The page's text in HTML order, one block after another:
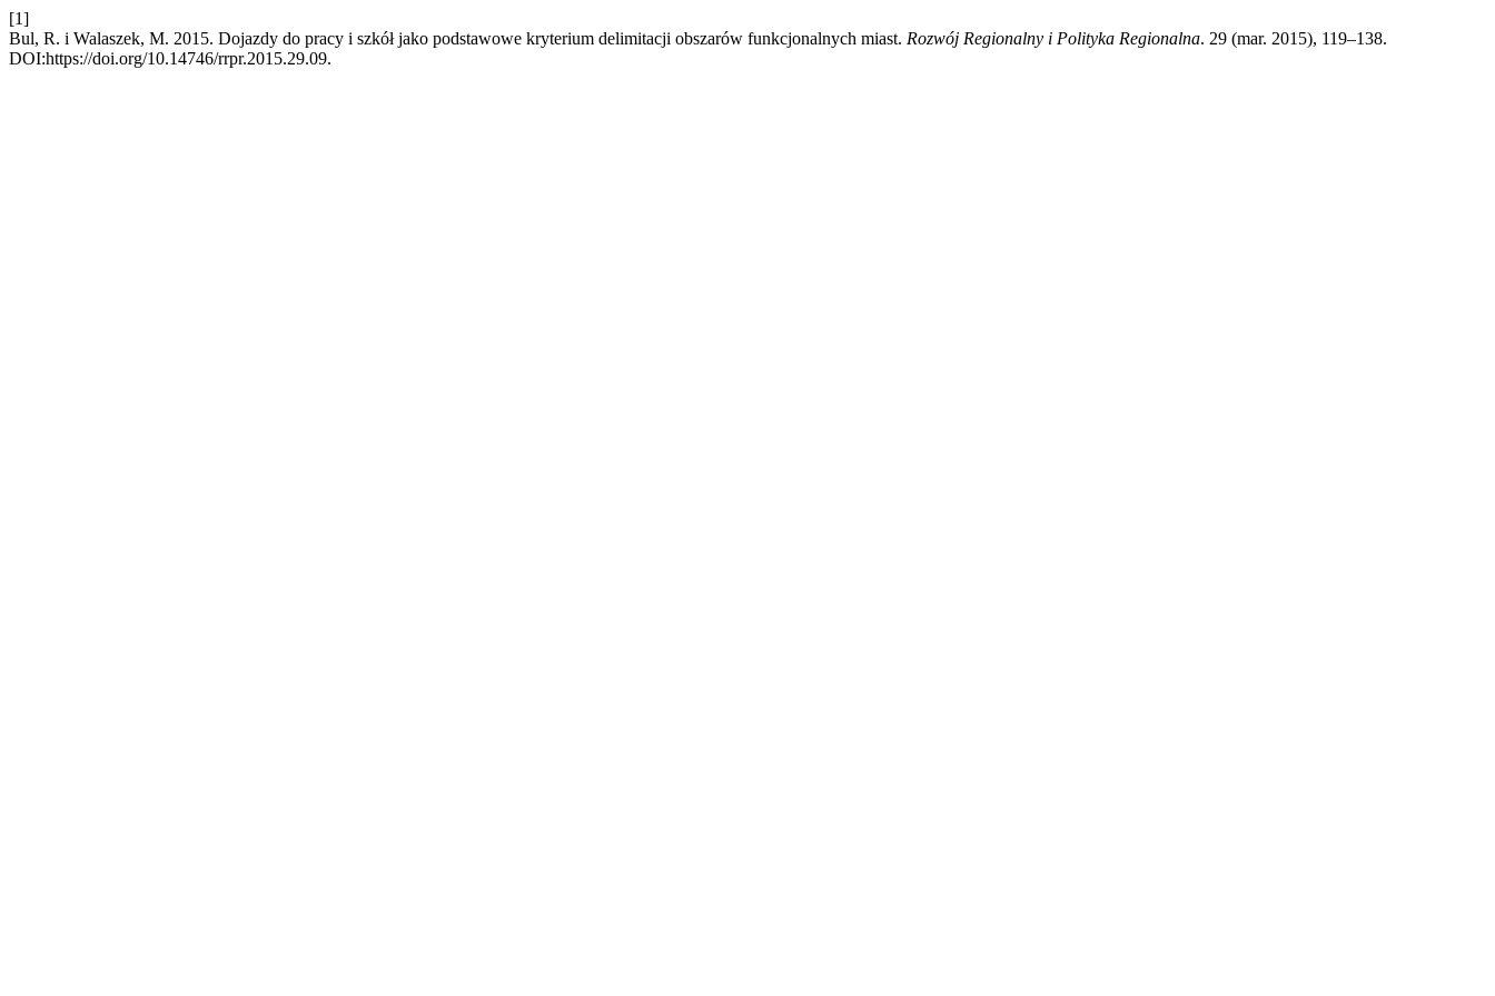
[1]
Bul, R. i Walaszek, M. 2015. Dojazdy do pracy i szkół jako podstawowe kryterium delimitacji obszarów funkcjonalnych miast. Rozwój Regionalny i Polityka Regionalna. 29 (mar. 2015), 119–138.
DOI:https://doi.org/10.14746/rrpr.2015.29.09.